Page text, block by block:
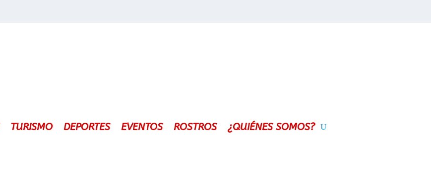
TURISMO DEPORTES EVENTOS ROSTROS ¿QUIÉNES SOMOS?